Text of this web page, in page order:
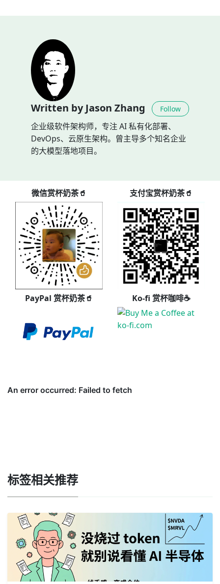
Written by Jason Zhang Follow
企业级软件架构师，专注 AI 私有化部署、
DevOps、云原生架构。曾主导多个知名企业
的大模型落地项目。
微信赏杯奶茶🥤 支付宝赏杯奶茶🥤
PayPal 赏杯奶茶🥤 Ko-fi 赏杯咖啡☕
标签相关推荐